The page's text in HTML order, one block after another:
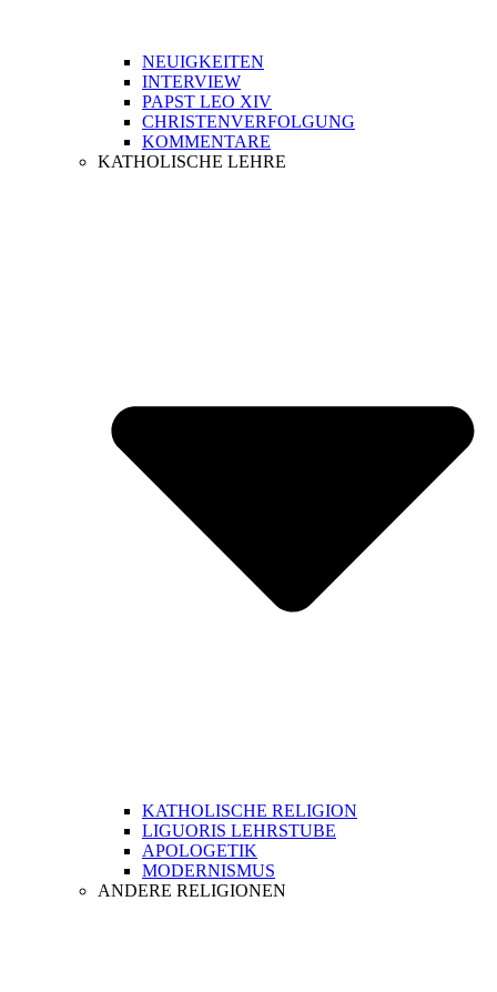
NEUIGKEITEN
INTERVIEW
PAPST LEO XIV
CHRISTENVERFOLGUNG
KOMMENTARE
KATHOLISCHE LEHRE
KATHOLISCHE RELIGION
LIGUORIS LEHRSTUBE
APOLOGETIK
MODERNISMUS
ANDERE RELIGIONEN